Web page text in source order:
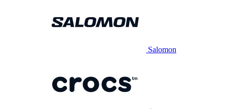
Salomon